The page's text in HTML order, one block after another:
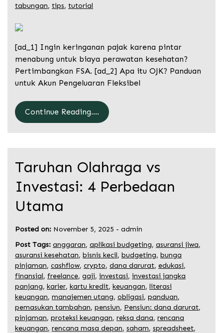
tabungan, tips, tutorial
[ad_1] Ingin keringanan pajak karena pintar
menabung untuk biaya perawatan kesehatan?
Pertimbangkan FSA. [ad_2] Apa itu OJK? Panduan
untuk Akun Pengeluaran Fleksibel
Continue Reading....
Taruhan Olahraga vs
Investasi: 4 Perbedaan
Utama
Posted on: November 5, 2025 - admin
Post Tags: anggaran, aplikasi budgeting, asuransi jiwa,
asuransi kesehatan, bisnis kecil, budgeting, bunga
pinjaman, cashflow, crypto, dana darurat, edukasi,
finansial, freelance, gaji, investasi, investasi jangka
panjang, karier, kartu kredit, keuangan, literasi
keuangan, manajemen utang, obligasi, panduan,
pemasukan tambahan, pensiun, Pensiun: dana darurat,
pinjaman, proteksi keuangan, reksa dana, rencana
keuangan, rencana masa depan, saham, spreadsheet,